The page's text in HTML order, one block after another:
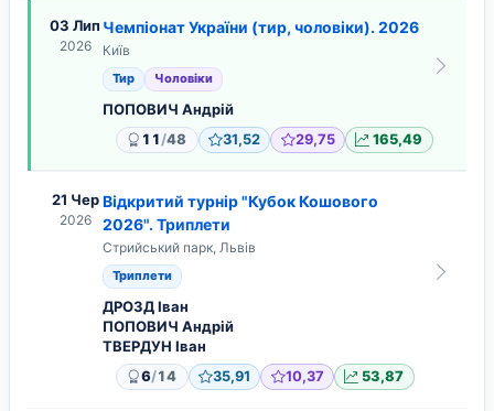
03 Лип
2026
Чемпіонат України (тир, чоловіки). 2026
Київ
Тир Чоловіки
ПОПОВИЧ Андрій
11 /48 31,52 29,75 165,49
21 Чер
2026
Відкритий турнір "Кубок Кошового
2026". Триплети
Стрийський парк, Львів
Триплети
ДРОЗД Іван
ПОПОВИЧ Андрій
ТВЕРДУН Іван
6/14 35,91 10,37 53,87